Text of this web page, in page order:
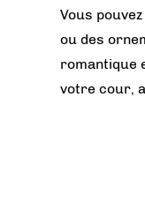
Vous
ou des
romantique
votre cour,